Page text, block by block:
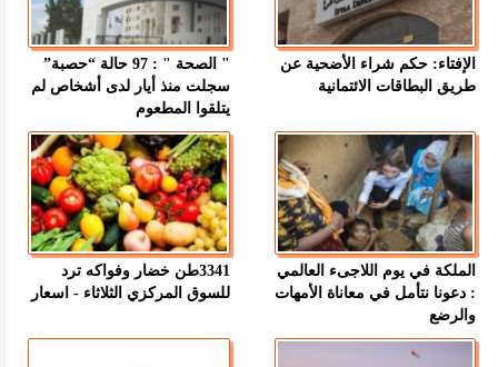
الإفتاء: حكم شراء الأضحية عن
طريق البطاقات الائتمانية
" الصحة " : 97 حالة “حصبة”
سجلت منذ أيار لدى أشخاص لم
يتلقوا المطعوم
الملكة في يوم اللاجىء العالمي
: دعونا نتأمل في معاناة الأمهات
والرضع
3341طن خضار وفواكه ترد
للسوق المركزي الثلاثاء - اسعار